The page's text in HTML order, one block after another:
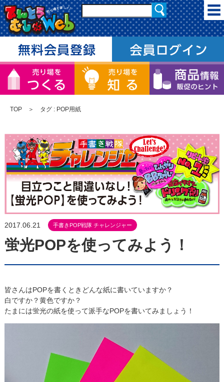
TOP ＞ タグ : POP用紙
2017.06.21 手書きPOP戦隊 チャレンジャー
蛍光POPを使ってみよう！
皆さんはPOPを書くときどんな紙に書いていますか？
白ですか？黄色ですか？
たまには蛍光の紙を使って派手なPOPを書いてみましょう！